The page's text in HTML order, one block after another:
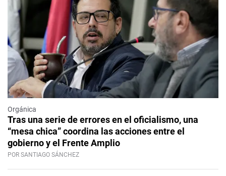
Orgánica
Tras una serie de errores en el oficialismo, una
“mesa chica” coordina las acciones entre el
gobierno y el Frente Amplio
POR SANTIAGO SÁNCHEZ